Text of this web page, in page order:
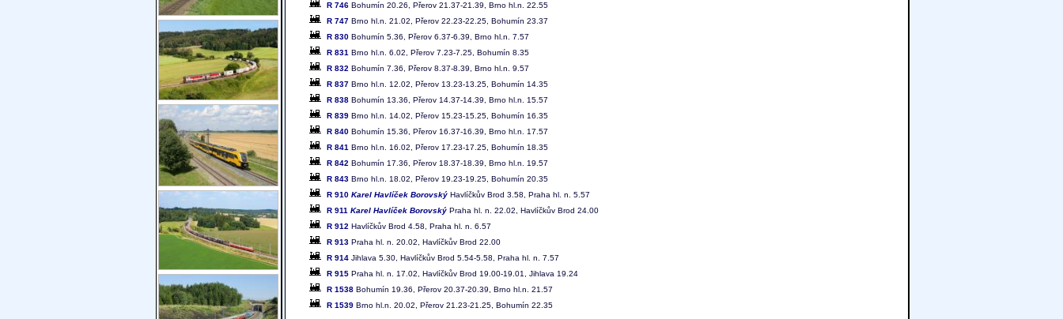
R 746 Bohumín 20.26, Přerov 21.37-21.39, Brno hl.n. 22.55
R 747 Brno hl.n. 21.02, Přerov 22.23-22.25, Bohumín 23.37
R 830 Bohumín 5.36, Přerov 6.37-6.39, Brno hl.n. 7.57
R 831 Brno hl.n. 6.02, Přerov 7.23-7.25, Bohumín 8.35
R 832 Bohumín 7.36, Přerov 8.37-8.39, Brno hl.n. 9.57
R 837 Brno hl.n. 12.02, Přerov 13.23-13.25, Bohumín 14.35
R 838 Bohumín 13.36, Přerov 14.37-14.39, Brno hl.n. 15.57
R 839 Brno hl.n. 14.02, Přerov 15.23-15.25, Bohumín 16.35
R 840 Bohumín 15.36, Přerov 16.37-16.39, Brno hl.n. 17.57
R 841 Brno hl.n. 16.02, Přerov 17.23-17.25, Bohumín 18.35
R 842 Bohumín 17.36, Přerov 18.37-18.39, Brno hl.n. 19.57
R 843 Brno hl.n. 18.02, Přerov 19.23-19.25, Bohumín 20.35
R 910 Karel Havlíček Borovský Havlíčkův Brod 3.58, Praha hl. n. 5.57
R 911 Karel Havlíček Borovský Praha hl. n. 22.02, Havlíčkův Brod 24.00
R 912 Havlíčkův Brod 4.58, Praha hl. n. 6.57
R 913 Praha hl. n. 20.02, Havlíčkův Brod 22.00
R 914 Jihlava 5.30, Havlíčkův Brod 5.54-5.58, Praha hl. n. 7.57
R 915 Praha hl. n. 17.02, Havlíčkův Brod 19.00-19.01, Jihlava 19.24
R 1538 Bohumín 19.36, Přerov 20.37-20.39, Brno hl.n. 21.57
R 1539 Brno hl.n. 20.02, Přerov 21.23-21.25, Bohumín 22.35